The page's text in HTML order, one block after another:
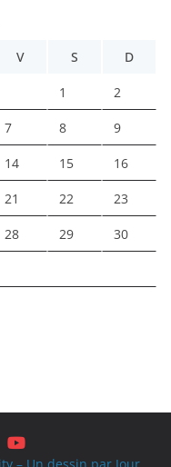
V S D
1 2
7 8 9
14 15 16
21 22 23
28 29 30